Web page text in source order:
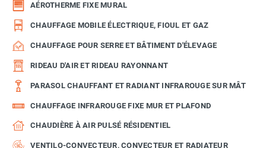
AÉROTHERME FIXE MURAL
CHAUFFAGE MOBILE ÉLECTRIQUE, FIOUL ET GAZ
CHAUFFAGE POUR SERRE ET BÂTIMENT D'ÉLEVAGE
RIDEAU D'AIR ET RIDEAU RAYONNANT
PARASOL CHAUFFANT ET RADIANT INFRAROUGE SUR MÂT
CHAUFFAGE INFRAROUGE FIXE MUR ET PLAFOND
CHAUDIÈRE À AIR PULSÉ RÉSIDENTIEL
VENTILO-CONVECTEUR, CONVECTEUR ET RADIATEUR